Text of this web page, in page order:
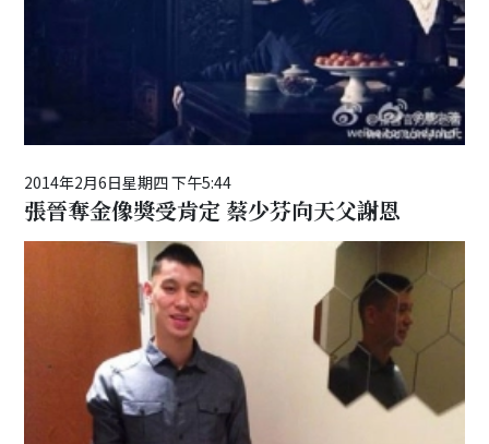
2014年2月6日星期四 下午5:44
張晉奪金像獎受肯定 蔡少芬向天父謝恩